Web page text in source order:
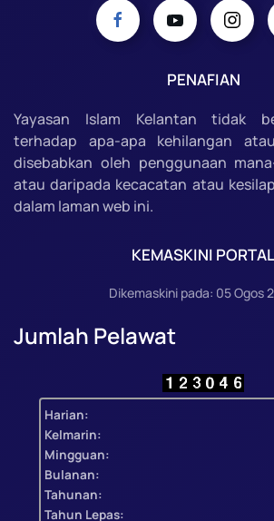
PENAFIAN
Yayasan Islam Kelantan tidak
terhadap apa-apa kehilangan
disebabkan oleh penggunaan
atau daripada kecacatan atau
dalam laman web ini.
KEMASKINI PORTAL
Dikemaskini pada: 05 Ogos
Jumlah Pelawat
Harian:
Kelmarin:
Mingguan:
Bulanan:
Tahunan:
Tahun Lepas: